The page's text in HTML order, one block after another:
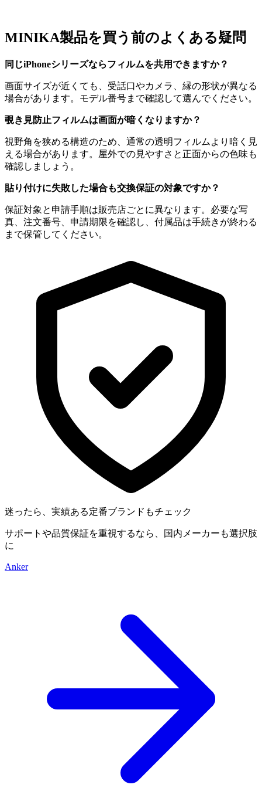
MINIKA製品を買う前のよくある疑問
同じiPhoneシリーズならフィルムを共用できますか？
画面サイズが近くても、受話口やカメラ、縁の形状が異なる
場合があります。モデル番号まで確認して選んでください。
覗き見防止フィルムは画面が暗くなりますか？
視野角を狭める構造のため、通常の透明フィルムより暗く見
える場合があります。屋外での見やすさと正面からの色味も
確認しましょう。
貼り付けに失敗した場合も交換保証の対象ですか？
保証対象と申請手順は販売店ごとに異なります。必要な写
真、注文番号、申請期限を確認し、付属品は手続きが終わる
まで保管してください。
迷ったら、実績ある定番ブランドもチェック
サポートや品質保証を重視するなら、国内メーカーも選択肢
に
Anker